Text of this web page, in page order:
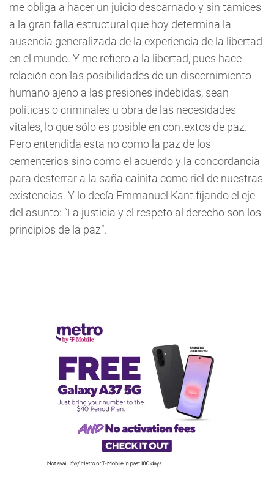
me obliga a hacer un juicio descarnado y sin tamices
a la gran falla estructural que hoy determina la
ausencia generalizada de la experiencia de la libertad
en el mundo. Y me refiero a la libertad, pues hace
relación con las posibilidades de un discernimiento
humano ajeno a las presiones indebidas, sean
políticas o criminales u obra de las necesidades
vitales, lo que sólo es posible en contextos de paz.
Pero entendida esta no como la paz de los
cementerios sino como el acuerdo y la concordancia
para desterrar a la saña cainita como riel de nuestras
existencias. Y lo decía Emmanuel Kant fijando el eje
del asunto: “La justicia y el respeto al derecho son los
principios de la paz”.